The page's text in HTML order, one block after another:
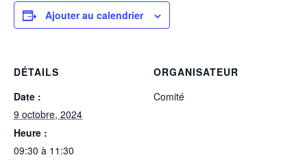
Ajouter au calendrier
DÉTAILS
Date :
9 octobre, 2024
Heure :
09:30 à 11:30
ORGANISATEUR
Comité